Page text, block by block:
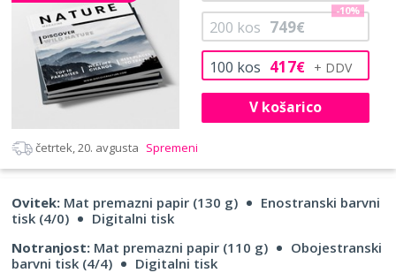
100 kos 417€
200 kos 749€
-10%
V košarico
četrtek, 20. avgusta Spremeni
Ovitek: Mat premazni papir (130 g)
Enostranski barvni
tisk (4/0)
Digitalni tisk
Notranjost: Mat premazni papir (110 g)
Obojestranski
barvni tisk (4/4)
Digitalni tisk